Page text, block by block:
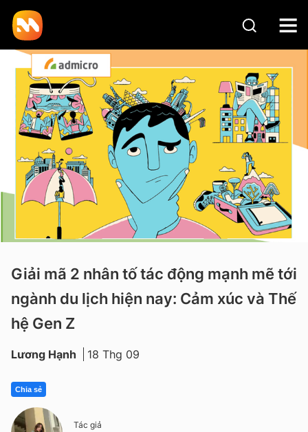
Giải mã 2 nhân tố tác động mạnh mẽ tới
ngành du lịch hiện nay: Cảm xúc và Thế
hệ Gen Z
Lương Hạnh 18 Thg 09
Chia sẻ
Tác giả